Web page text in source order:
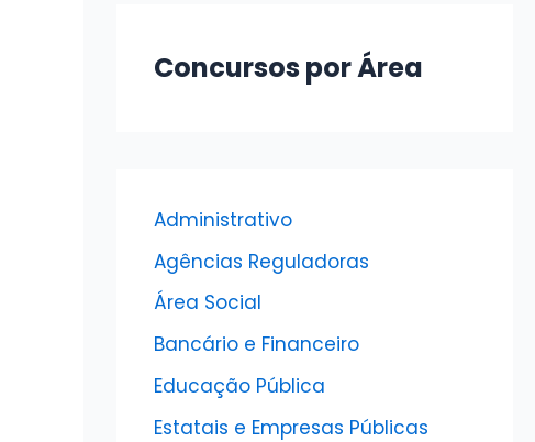
Concursos por Área
Administrativo
Agências Reguladoras
Área Social
Bancário e Financeiro
Educação Pública
Estatais e Empresas Públicas